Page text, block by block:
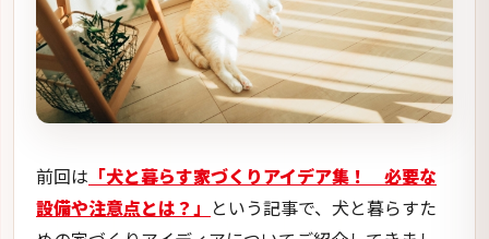
前回は 「犬と暮らす家づくりアイデア集！ 必要な
設備や注意点とは？」 という記事で、犬と暮らすた